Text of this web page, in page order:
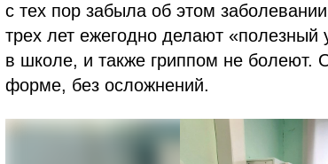
с тех пор забыла об этом
трех лет ежегодно делают «полезный
в школе, и также гриппом не болеют.
форме, без осложнений.